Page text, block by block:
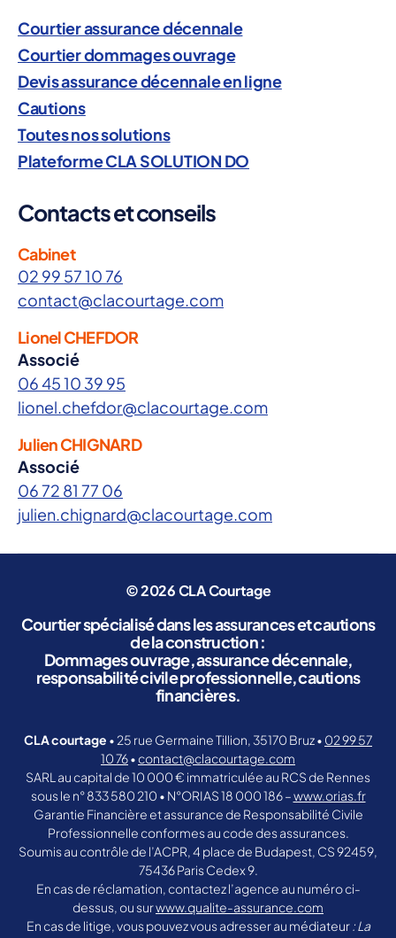
Courtier assurance décennale
Courtier dommages ouvrage
Devis assurance décennale en ligne
Cautions
Toutes nos solutions
Plateforme CLA SOLUTION DO
Contacts et conseils
Cabinet
02 99 57 10 76
contact@clacourtage.com
Lionel CHEFDOR
Associé
06 45 10 39 95
lionel.chefdor@clacourtage.com
Julien CHIGNARD
Associé
06 72 81 77 06
julien.chignard@clacourtage.com
© 2026CLA Courtage
Courtier spécialisé dans les assurances et cautions
de la construction :
Dommages ouvrage, assurance décennale,
responsabilité civile professionnelle, cautions
financières.
CLA courtage • 25 rue Germaine Tillion, 35170 Bruz • 02 99 57
10 76•contact@clacourtage.com
SARL au capital de 10 000 € immatriculée au RCS de Rennes
sous le n° 833 580 210 • N°ORIAS 18 000 186 –www.orias.fr
Garantie Financière et assurance de Responsabilité Civile
Professionnelle conformes au code des assurances.
Soumis au contrôle de l’ACPR, 4 place de Budapest, CS 92459,
75436 Paris Cedex 9.
En cas de réclamation, contactez l’agence au numéro ci-
dessus, ou surwww.qualite-assurance.com
En cas de litige, vous pouvez vous adresser au médiateur: La